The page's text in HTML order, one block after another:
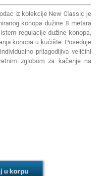
iz kolekcije New Classic je
konopa dužine 8 metara
regulacije dužine konopa,
konopa u kućište. Poseduje
prilagodljiva veličini
zglobom za kačenje na
u korpu